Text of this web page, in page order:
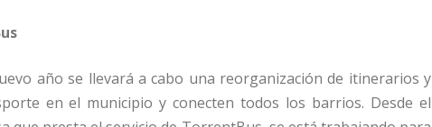
año se llevará a cabo una reorganización de itinerarios y
en el municipio y conecten todos los barrios. Desde el